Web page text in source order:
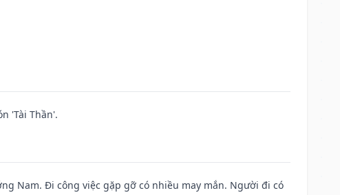
'Tài Thần'.
Nam. Đi công việc gặp gỡ có nhiều may mắn. Người đi có